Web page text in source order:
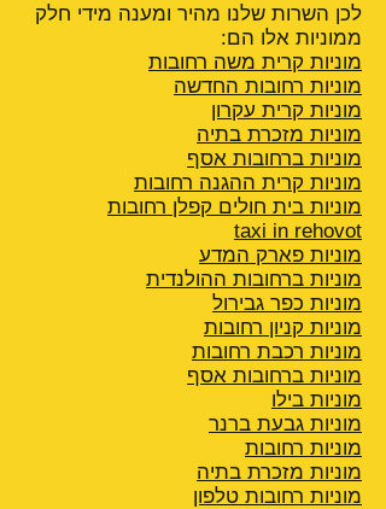
לכן השרות שלנו מהיר ומענה מידי חלק
ממוניות אלו הם:
מוניות קרית משה רחובות
מוניות רחובות החדשה
מוניות קרית עקרון
מוניות מזכרת בתיה
מוניות ברחובות אסף
מוניות קרית ההגנה רחובות
מוניות בית חולים קפלן רחובות
taxi in rehovot
מוניות פארק המדע
מוניות ברחובות ההולנדית
מוניות כפר גבירול
מוניות קניון רחובות
מוניות רכבת רחובות
מוניות ברחובות אסף
מוניות בילו
מוניות גבעת ברנר
מוניות רחובות
מוניות מזכרת בתיה
מוניות רחובות טלפון